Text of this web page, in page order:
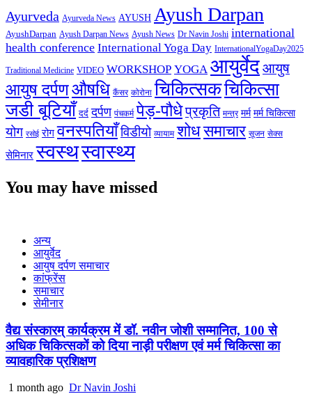
Ayurveda Ayurveda News AYUSH Ayush Darpan
AyushDarpan Ayush Darpan News Ayush News Dr Navin Joshi international
health conference International Yoga Day InternationalYogaDay2025
Traditional Medicine VIDEO WORKSHOP YOGA आयुर्वेदआयुष
आयुष दर्पणऔषधि कैंसर कोरोना चिकित्सकचिकित्सा
जडी बूटियाँ दर्द दर्पण पंचकर्म पेड़-पौधेप्रकृति मन्त्र मर्म मर्म चिकित्सा
योग रसोई रोग वनस्पतियाँविडीयो व्यायाम शोधसमाचार सूजन सेक्स
सेमिनार स्वस्थस्वास्थ्य
You may have missed
अन्य
आयुर्वेद
आयुष दर्पण समाचार
कांफ्रेंस
समाचार
सेमीनार
वैद्य संस्कारम् कार्यक्रम में डॉ. नवीन जोशी सम्मानित, 100 से
अधिक चिकित्सकों को दिया नाड़ी परीक्षण एवं मर्म चिकित्सा का
व्यावहारिक प्रशिक्षण
1 month ago Dr Navin Joshi